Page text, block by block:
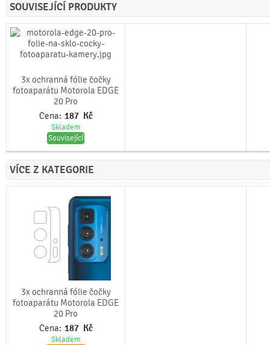
SOUVISEJÍCÍ PRODUKTY
3x ochranná fólie čočky
fotoaparátu Motorola EDGE
20 Pro
Cena: 187 Kč
Skladem
Související
VÍCE Z KATEGORIE
3x ochranná fólie čočky
fotoaparátu Motorola EDGE
20 Pro
Cena: 187 Kč
Skladem